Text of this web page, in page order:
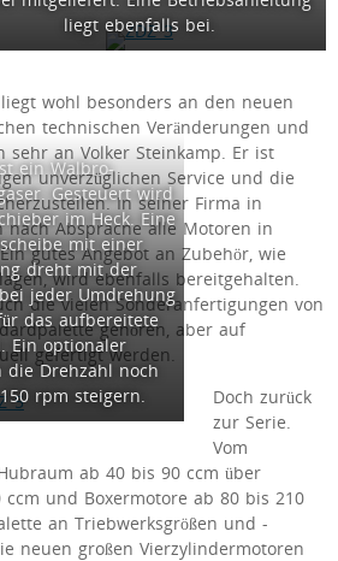
liegt ebenfalls bei.
wohl besonders an den neuen
technischen Veränderungen und
sehr an Volker Steinkamp. Er ist
unverzüglichen Service und die
In seiner Firma in
nach Absprache alle Motoren in
gutes Angebot an Zubehör, wie
wird ebenfalls bereitgehalten.
die vielen Sonderanfertigungen von
gehören, aber auf
gefertigt werden.
ein Walbro-
Gesteuert wird
im Heck. Eine
mit einer
dreht mit der
jeder Umdrehung
das aufbereitete
Ein optionaler
die Drehzahl noch
rpm steigern.
Doch zurück
zur Serie.
Vom
ab 40 bis 90 ccm über
ccm und Boxermotore ab 80 bis 210
an Triebwerksgrößen und -
neuen großen Vierzylindermotoren